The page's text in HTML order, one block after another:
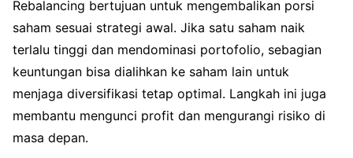
Rebalancing bertujuan untuk mengembalikan porsi
saham sesuai strategi awal. Jika satu saham naik
terlalu tinggi dan mendominasi portofolio, sebagian
keuntungan bisa dialihkan ke saham lain untuk
menjaga diversifikasi tetap optimal. Langkah ini juga
membantu mengunci profit dan mengurangi risiko di
masa depan.